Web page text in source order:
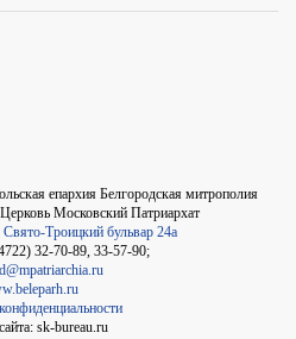
епархия Белгородская митрополия
Московский Патриархат
Троицкий бульвар 24а
32-70-89, 33-57-90;
sk-bureau.ru